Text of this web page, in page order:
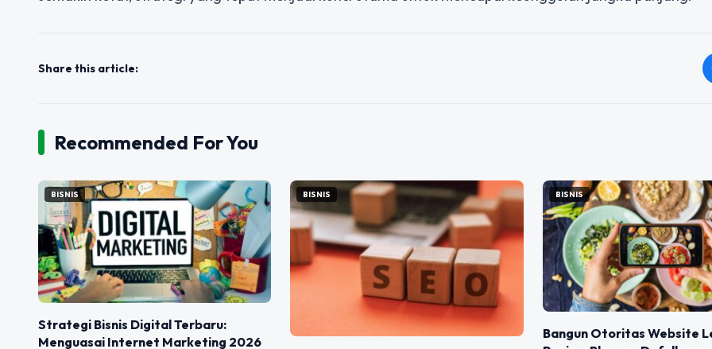
Share this article:
Recommended For You
BISNIS
Strategi Bisnis Digital Terbaru:
Menguasai Internet Marketing 2026
BISNIS BISNIS
Bangun Otoritas Website